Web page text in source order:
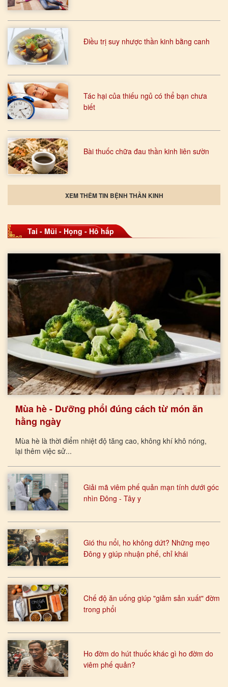
Điều trị suy nhược thần kinh bằng canh
Tác hại của thiếu ngủ có thể bạn chưa
biết
Bài thuốc chữa đau thần kinh liên sườn
XEM THÊM TIN BỆNH THẦN KINH
Tai - Mũi - Họng - Hô hấp
Mùa hè - Dưỡng phổi đúng cách từ món ăn
hằng ngày
Mùa hè là thời điểm nhiệt độ tăng cao, không khí khô nóng,
lại thêm việc sử...
Giải mã viêm phế quản mạn tính dưới góc
nhìn Đông - Tây y
Gió thu nổi, ho không dứt? Những mẹo
Đông y giúp nhuận phế, chỉ khái
Chế độ ăn uống giúp "giảm sản xuất" đờm
trong phổi
Ho đờm do hút thuốc khác gì ho đờm do
viêm phế quản?